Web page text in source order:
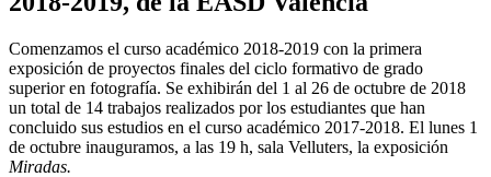
Comenzamos el curso académico 2018-2019 con la primera
exposición de proyectos finales del ciclo formativo de grado
superior en fotografía. Se exhibirán del 1 al 26 de octubre de 2018
un total de 14 trabajos realizados por los estudiantes que han
concluido sus estudios en el curso académico 2017-2018. El lunes 1
de octubre inauguramos, a las 19 h, sala Velluters, la exposición
Miradas.